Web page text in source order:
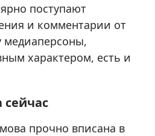
поступают
и комментарии от
медиаперсоны,
характером, есть и
прочно вписана в